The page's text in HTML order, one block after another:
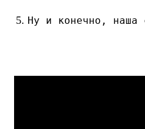
Ну и конечно, наша